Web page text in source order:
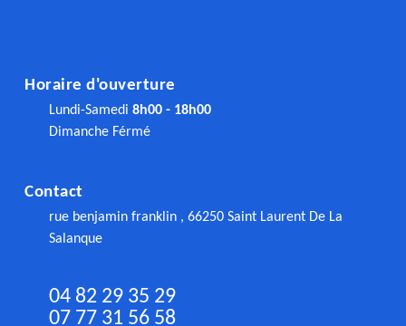
Horaire d'ouverture
Lundi-Samedi 8h00 - 18h00
Dimanche Férmé
Contact
rue benjamin franklin , 66250 Saint Laurent De La
Salanque
04 82 29 35 29
07 77 31 56 58